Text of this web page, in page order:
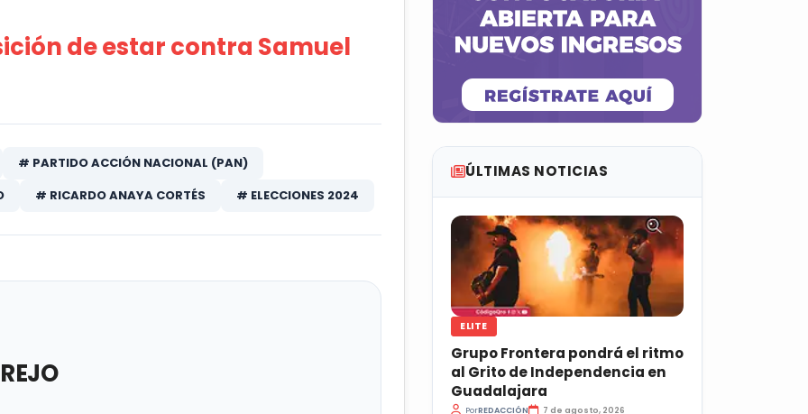
de estar contra Samuel
# PARTIDO ACCIÓN NACIONAL (PAN)
# RICARDO ANAYA CORTÉS # ELECCIONES 2024
ÚLTIMAS NOTICIAS
ELITE
Grupo Frontera pondrá el ritmo
al Grito de Independencia en
Guadalajara
PorREDACCIÓN 7 de agosto, 2026